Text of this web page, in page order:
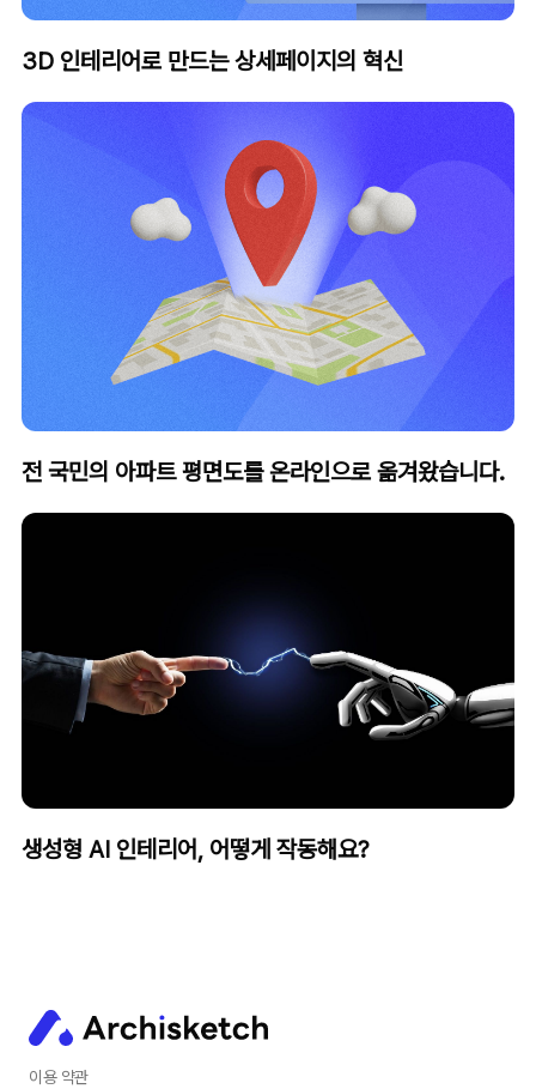
3D 인테리어로 만드는 상세페이지의 혁신
전 국민의 아파트 평면도를 온라인으로 옮겨왔습니다.
생성형 AI 인테리어, 어떻게 작동해요?
만드는 변화의 시작.
이용 약관